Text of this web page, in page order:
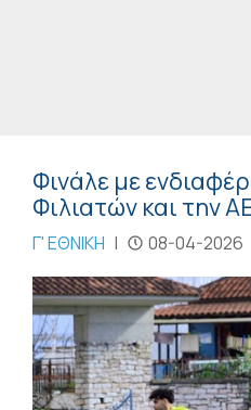
Φινάλε με
Φιλιατών και την
Γ' ΕΘΝΙΚΗ | 08-04-2026